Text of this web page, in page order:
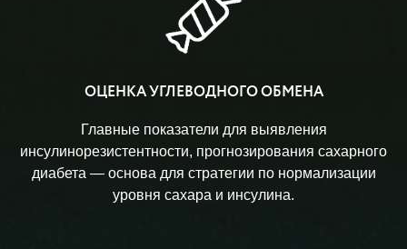
ОЦЕНКА УГЛЕВОДНОГО ОБМЕНА
Главные показатели для выявления
инсулинорезистентности, прогнозирования сахарного
диабета — основа для стратегии по нормализации
уровня сахара и инсулина.